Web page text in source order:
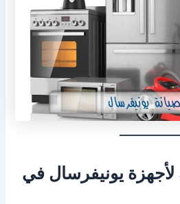
لأجهزة يونيفرسال في